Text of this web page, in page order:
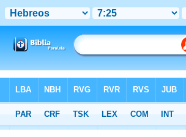
>Hebreos Capítulo 7 > Verso 25